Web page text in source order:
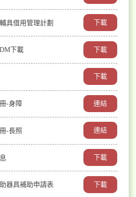
具借用管理計劃 下載
下載 下載
下載
-身障 連結
-長照 連結
下載
器具補助申請表 下載